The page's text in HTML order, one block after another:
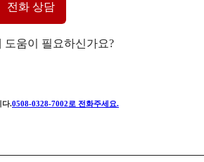
전화 상담
도움이 필요하신가요?
다.0508-0328-7002 로 전화주세요.